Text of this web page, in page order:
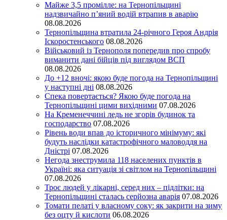
Майже 3,5 промілле: на Тернопільщині
надзвичайно п’яний водій втрапив в аварію
08.08.2026
Тернопільщина втратила 24-річного Героя Андрія
Іскоростенського 08.08.2026
Військовий із Тернополя попередив про спробу
виманити дані бійців під виглядом ВСП
08.08.2026
До +12 вночі: якою буде погода на Тернопільщині
у наступні дні 08.08.2026
Спека повертається? Якою буде погода на
Тернопільщині цими вихідними 07.08.2026
На Кременеччині ледь не згорів будинок та
господарство 07.08.2026
Рівень води впав до історичного мінімуму: які
будуть наслідки катастрофічного маловоддя на
Дністрі 07.08.2026
Негода знеструмила 118 населених пунктів в
Україні: яка ситуація зі світлом на Тернопільщині
07.08.2026
Троє людей у лікарні, серед них – підлітки: на
Тернопільщині сталась серйозна аварія 07.08.2026
Томати пелаті у власному соку: як закрити на зиму
без оцту й кислоти 06.08.2026